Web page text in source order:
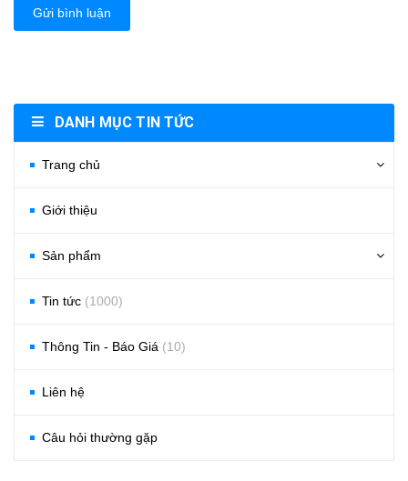
Gửi bình luận
DANH MỤC TIN TỨC
Trang chủ
Giới thiệu
Sản phẩm
Tin tức (1000)
Thông Tin - Báo Giá (10)
Liên hệ
Câu hỏi thường gặp